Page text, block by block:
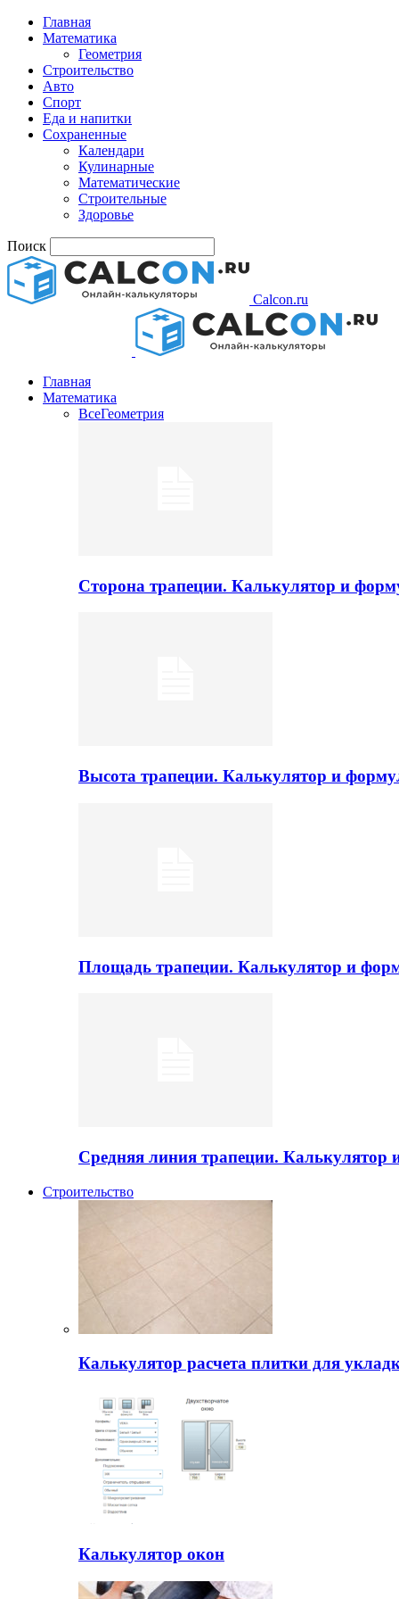
Главная
Математика
Геометрия
Строительство
Авто
Спорт
Еда и напитки
Сохраненные
Календари
Кулинарные
Математические
Строительные
Здоровье
Поиск
Calcon.ru
Главная
Математика
ВсеГеометрия
Сторона трапеции. Калькулятор и
Высота трапеции. Калькулятор и
Площадь трапеции. Калькулятор и
Средняя линия трапеции.
Строительство
Калькулятор расчета плитки для
Калькулятор окон